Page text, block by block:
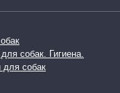
собак. Гигиена.
для собак